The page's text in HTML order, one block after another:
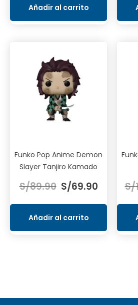
era:
S/49.90. S/34.90.
Añadir al carrito
Funko Pop Anime Demon
Slayer Tanjiro Kamado
S/89.90 precio
original
era:
S/69.90precio
actual
S/69.90.
Añadir al carrito
S/